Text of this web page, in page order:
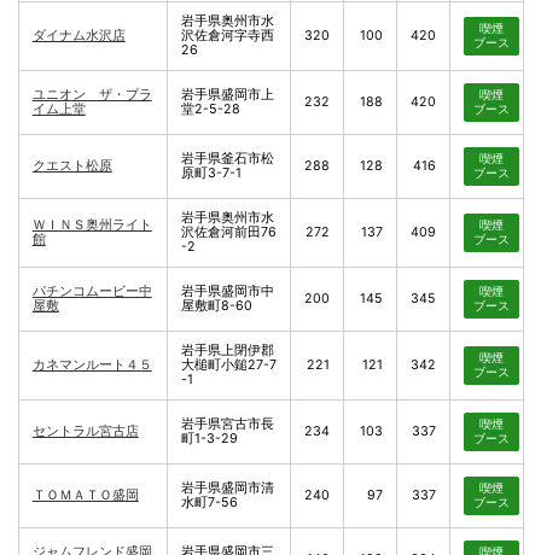
ダイナム水沢店
岩手県奥州市水
沢佐倉河字寺西
26
320 100 420
喫煙
ブース
ユニオン ザ・プラ
イム上堂
岩手県盛岡市上
堂2-5-28
232 188 420
喫煙
ブース
クエスト松原
岩手県釜石市松
原町3-7-1
288 128 416
喫煙
ブース
ＷＩＮＳ奥州ライト
館
岩手県奥州市水
沢佐倉河前田76
-2
272 137 409
喫煙
ブース
パチンコムービー中
屋敷
岩手県盛岡市中
屋敷町8-60
200 145 345
喫煙
ブース
カネマンルート４５
岩手県上閉伊郡
大槌町小鎚27-7
-1
221 121 342
喫煙
ブース
セントラル宮古店
岩手県宮古市長
町1-3-29
234 103 337
喫煙
ブース
ＴＯＭＡＴＯ盛岡
岩手県盛岡市清
水町7-56
240 97 337
喫煙
ブース
ジャムフレンド盛岡
岩手県盛岡市三
喫煙